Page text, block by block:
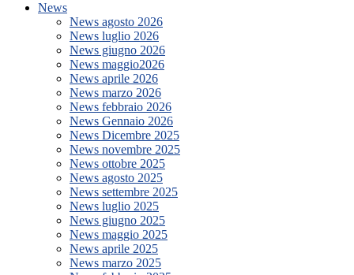
News
News agosto 2026
News luglio 2026
News giugno 2026
News maggio2026
News aprile 2026
News marzo 2026
News febbraio 2026
News Gennaio 2026
News Dicembre 2025
News novembre 2025
News ottobre 2025
News agosto 2025
News settembre 2025
News luglio 2025
News giugno 2025
News maggio 2025
News aprile 2025
News marzo 2025